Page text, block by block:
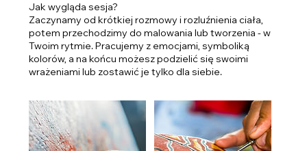
Jak wygląda sesja?
Zaczynamy od krótkiej rozmowy i rozluźnienia ciała,
potem przechodzimy do malowania lub tworzenia - w
Twoim rytmie. Pracujemy z emocjami, symboliką
kolorów, a na końcu możesz podzielić się swoimi
wrażeniami lub zostawić je tylko dla siebie.